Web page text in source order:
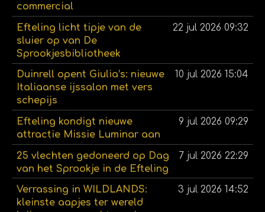
commercial
Efteling licht tipje van de
sluier op van De
Sprookjesbibliotheek
22 jul 2026 09:32
Duinrell opent Giulia’s: nieuwe
Italiaanse ijssalon met vers
schepijs
10 jul 2026 15:04
Efteling kondigt nieuwe
attractie Missie Luminar aan
9 jul 2026 09:29
25 vlechten gedoneerd op Dag
van het Sprookje in de Efteling
7 jul 2026 22:29
Verrassing in WILDLANDS:
kleinste aapjes ter wereld
3 jul 2026 14:52